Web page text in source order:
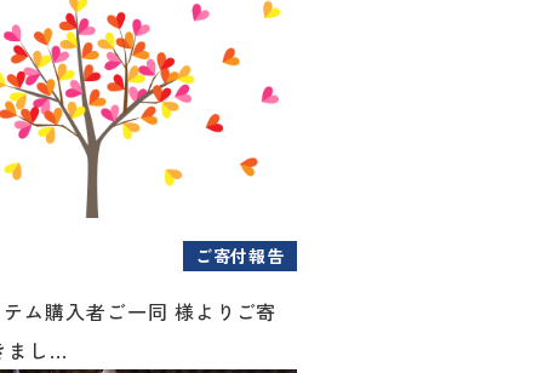
ご寄付報告
ム購入者ご一同 様よりご寄
まし...